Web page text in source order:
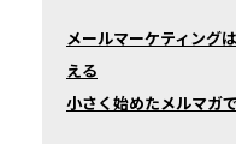
メールマーケティング
える
小さく始めたメルマガ